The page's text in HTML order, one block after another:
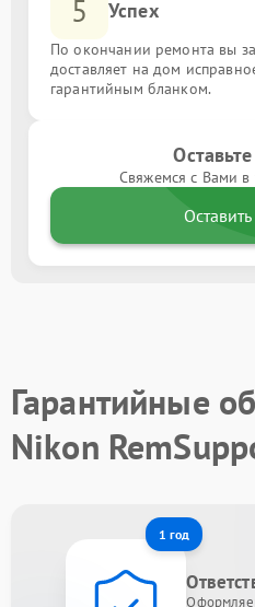
5 Успех
По окончании ремонта вы
доставляет на дом
гарантийным бланком.
Свяжемся с Вами
Гарантийные
Nikon
1 год